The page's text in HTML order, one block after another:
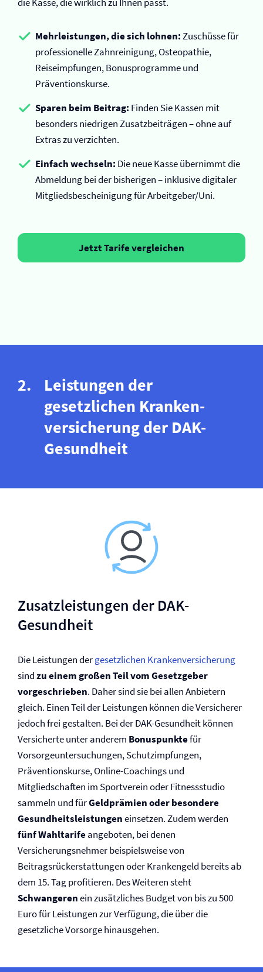
Mehrleistungen, die sich lohnen:Zuschüsse für
professionelle Zahnreinigung, Osteopathie,
Reiseimpfungen, Bonusprogramme und
Präventionskurse.
Sparen beim Beitrag: Finden Sie Kassen mit
besonders niedrigen Zusatzbeiträgen – ohne auf
Extras zu verzichten.
Einfach wechseln: Die neue Kasse übernimmt die
Abmeldung bei der bisherigen – inklusive digitaler
Mitgliedsbescheinigung für Arbeitgeber/Uni.
Jetzt Tarife vergleichen
Leistungen der
gesetzlichen Kranken­
versicherung der DAK-
Gesundheit
Zusatzleistungen der DAK-
Gesundheit
Die Leistungen dergesetzlichen Kranken­versicherung
sindzu einem großen Teil vom Gesetzgeber
vorgeschrieben. Daher sind sie bei allen Anbietern
gleich. Einen Teil der Leistungen können die Versicherer
jedoch frei gestalten. Bei der DAK-Gesundheit können
Versicherte unter anderem Bonuspunktefür
Vorsorgeuntersuchungen, Schutzimpfungen,
Präventionskurse, Online-Coachings und
Mitgliedschaften im Sportverein oder Fitnessstudio
sammeln und fürGeldprämien oder besondere
Gesundheitsleistungeneinsetzen. Zudem werden
fünf Wahltarifeangeboten, bei denen
Versicherungsnehmer beispielsweise von
Beitragsrückerstattungen oder Krankengeld bereits ab
dem 15. Tag profitieren. Des Weiteren steht
Schwangerenein zusätzliches Budget von bis zu 500
Euro für Leistungen zur Verfügung, die über die
gesetzliche Vorsorge hinausgehen.